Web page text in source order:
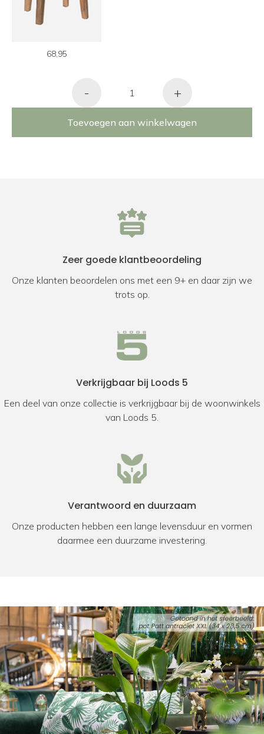
68,95
- +
Toevoegen aan winkelwagen
Zeer goede klantbeoordeling
Onze klanten beoordelen ons met een 9+ en daar zijn we
trots op.
Verkrijgbaar bij Loods 5
Een deel van onze collectie is verkrijgbaar bij de woonwinkels
van Loods 5.
Verantwoord en duurzaam
Onze producten hebben een lange levensduur en vormen
daarmee een duurzame investering.